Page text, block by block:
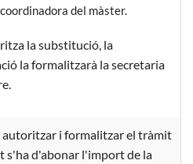
coordinadora del màster.
la substitució, la
la formalitzarà la secretaria
autoritzar i formalitzar el tràmit
s'ha d'abonar l'import de la